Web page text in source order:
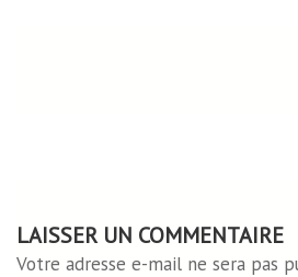
LAISSER UN COMMENTAIRE
Votre adresse e-mail ne sera pas